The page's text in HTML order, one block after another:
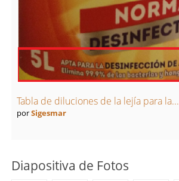
Tabla de diluciones de la lejía para la...
porSigesmar
Diapositiva de Fotos